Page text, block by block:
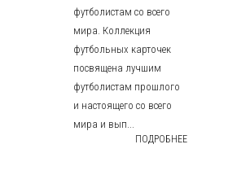
футболистам со всего
мира. Коллекция
футбольных карточек
посвящена лучшим
футболистам прошлого
и настоящего со всего
мира и вып...
ПОДРОБНЕЕ